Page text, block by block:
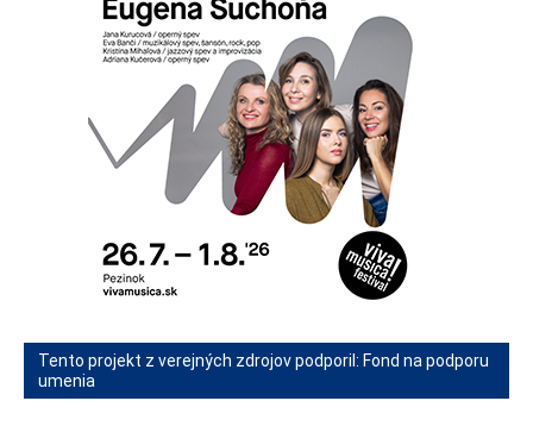
Tento projekt z verejných zdrojov podporil: Fond na podporu
umenia